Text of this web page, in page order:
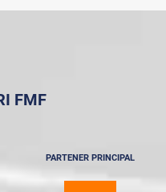
FMF
PARTENER PRINCIPAL